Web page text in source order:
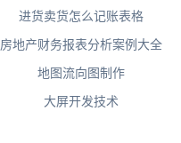
进货卖货怎么记账表格
房地产财务报表分析案例大全
地图流向图制作
大屏开发技术